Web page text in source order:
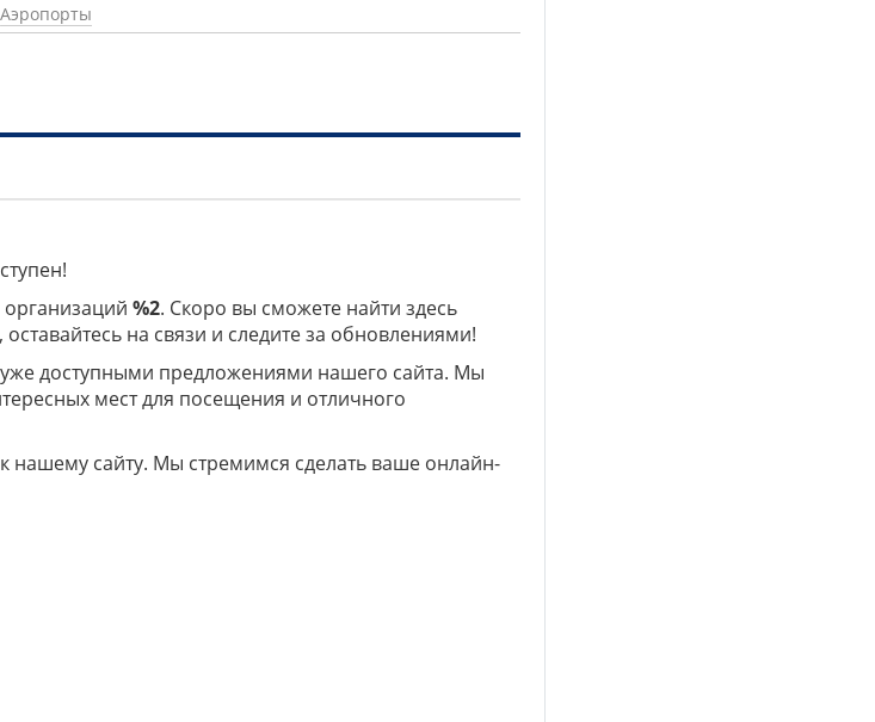
Аэропорты
%2. Скоро вы сможете найти здесь
на связи и следите за обновлениями!
доступными предложениями нашего сайта. Мы
мест для посещения и отличного
нашему сайту. Мы стремимся сделать ваше онлайн-